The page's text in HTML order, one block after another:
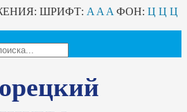
ШРИФТ: A A A ФОН: Ц Ц Ц